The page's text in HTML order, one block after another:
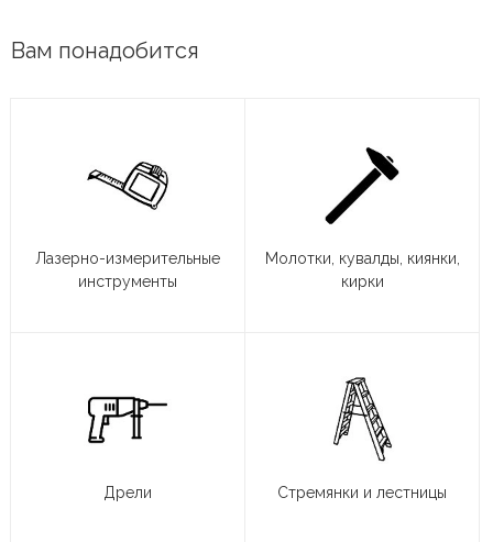
Вам понадобится
Лазерно-измерительные
инструменты
Молотки, кувалды, киянки,
кирки
Дрели Стремянки и лестницы